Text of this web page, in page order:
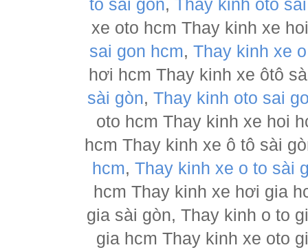
to sài gòn, Thay kinh oto
xe oto hcm Thay kinh xe
sai gon hcm,Thay kinh xe
hơi hcm Thay kinh xe ôtô
sài gòn, Thay kinh oto sai
oto hcm Thay kinh xe hoi
hcm Thay kinh xe ô tô sài
hcm, Thay kinh xe o to sài
hcm Thay kinh xe hơi gia
gia sài gòn, Thay kinh o to
gia hcm Thay kinh xe oto